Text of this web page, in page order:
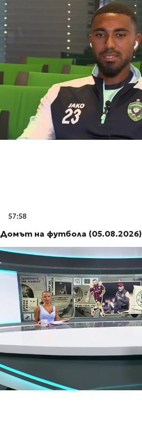
57:58
Домът на футбола (05.08.2026)